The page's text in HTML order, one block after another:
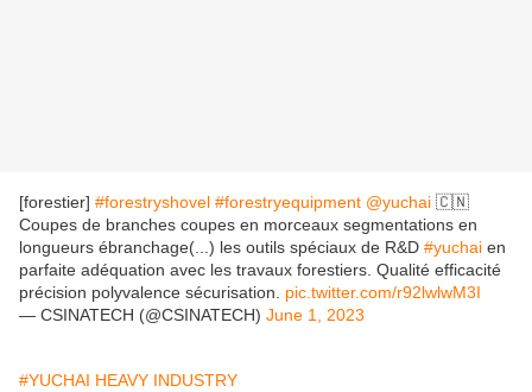
[forestier] #forestryshovel #forestryequipment @yuchai 🇨🇳
Coupes de branches coupes en morceaux segmentations en
longueurs ébranchage(...) les outils spéciaux de R&D #yuchai en
parfaite adéquation avec les travaux forestiers. Qualité efficacité
précision polyvalence sécurisation. pic.twitter.com/r92lwlwM3I
— CSINATECH (@CSINATECH) June 1, 2023
#YUCHAI HEAVY INDUSTRY